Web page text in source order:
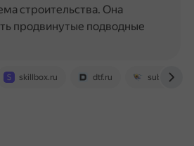
skillbox.ru dtf.ru
строительства. Она
продвинутые подводные